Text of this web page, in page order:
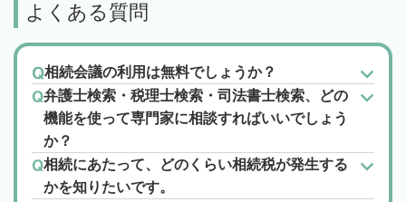
よくある質問
相続会議の利用は無料でしょうか？
弁護士検索・税理士検索・司法書士検索、どの
機能を使って専門家に相談すればいいでしょう
か？
相続にあたって、どのくらい相続税が発生する
かを知りたいです。